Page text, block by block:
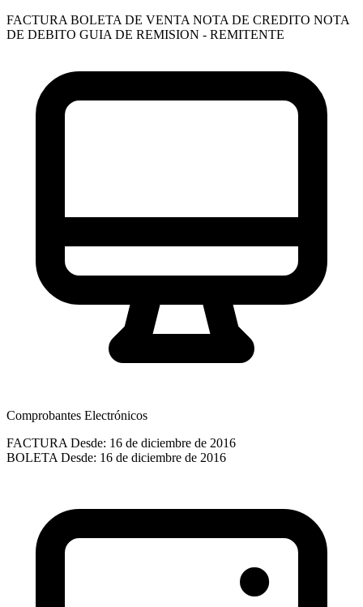
FACTURA BOLETA DE VENTA NOTA DE CREDITO NOTA
DE DEBITO GUIA DE REMISION - REMITENTE
Comprobantes Electrónicos
FACTURA Desde: 16 de diciembre de 2016
BOLETA Desde: 16 de diciembre de 2016